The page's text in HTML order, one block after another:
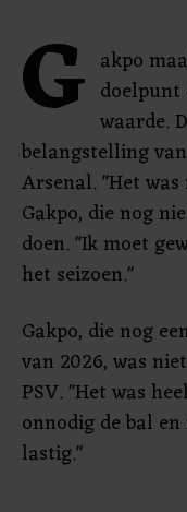
G akpo
doelpunt
waarde.
belangstelling
Arsenal. "Het
Gakpo, die nog
doen. "Ik moet
het seizoen."
Gakpo, die nog
van 2026, was
PSV. "Het was
onnodig de bal
lastig."